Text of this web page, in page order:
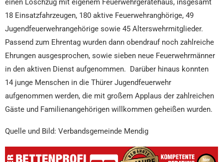
einen Löschzug mit eigenem Feuerwehrgerätehaus, insgesamt
18 Einsatzfahrzeugen, 180 aktive Feuerwehranghörige, 49
Jugendfeuerwehrangehörige sowie 45 Alterswehrmitglieder.
Passend zum Ehrentag wurden dann obendrauf noch zahlreiche
Ehrungen ausgesprochen, sowie sieben neue Feuerwehrmänner
in den aktiven Dienst aufgenommen. Darüber hinaus konnten
14 junge Menschen in die Thürer Jugendfeuerwehr
aufgenommen werden, die mit großem Applaus der zahlreichen
Gäste und Familienangehörigen willkommen geheißen wurden.
Quelle und Bild: Verbandsgemeinde Mendig